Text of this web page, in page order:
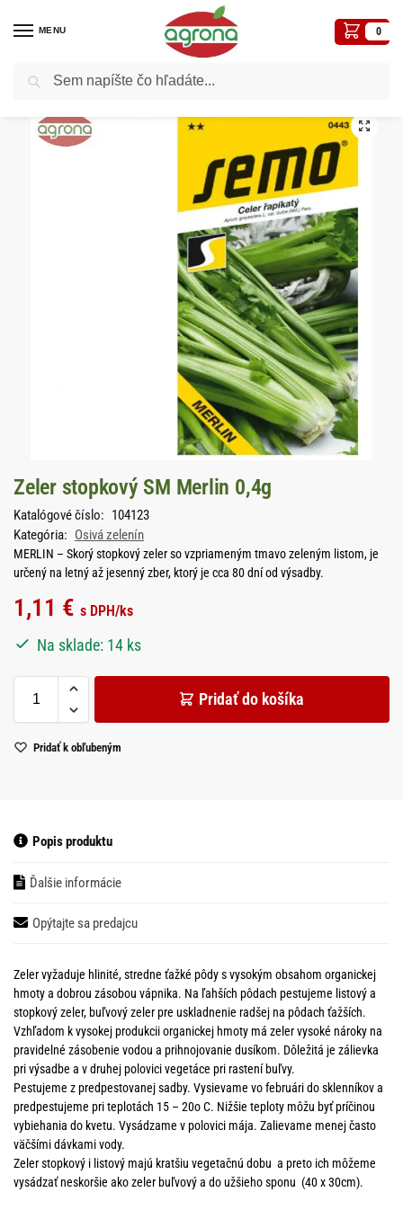
MENU 0
Domov Semená - osivá / Osivá zelenín
Zeler stopkový SM Merlin 0,4g
Katalógové číslo: 104123
Kategória: Osivá zelenín
MERLIN – Skorý stopkový zeler so vzpriameným tmavo zeleným listom, je
určený na letný až jesenný zber, ktorý je cca 80 dní od výsadby.
1,11 € s DPH/ks
Na sklade: 14 ks
Pridať do košíka
Pridať k obľubeným
Popis produktu
Ďalšie informácie
Opýtajte sa predajcu
Zeler vyžaduje hlinité, stredne ťažké pôdy s vysokým obsahom organickej
hmoty a dobrou zásobou vápnika. Na ľahších pôdach pestujeme listový a
stopkový zeler, buľvový zeler pre uskladnenie radšej na pôdach ťažších.
Vzhľadom k vysokej produkcii organickej hmoty má zeler vysoké nároky na
pravidelné zásobenie vodou a prihnojovanie dusíkom. Dôležitá je zálievka
pri výsadbe a v druhej polovici vegetáce pri rastení buľvy.
Pestujeme z predpestovanej sadby. Vysievame vo februári do sklenníkov a
predpestujeme pri teplotách 15 – 20o C. Nižšie teploty môžu byť príčinou
vybiehania do kvetu. Vysádzame v polovici mája. Zalievame menej často
väčšími dávkami vody.
Zeler stopkový i listový majú kratšiu vegetačnú dobu a preto ich môžeme
vysádzať neskoršie ako zeler buľvový a do užšieho sponu (40 x 30cm).